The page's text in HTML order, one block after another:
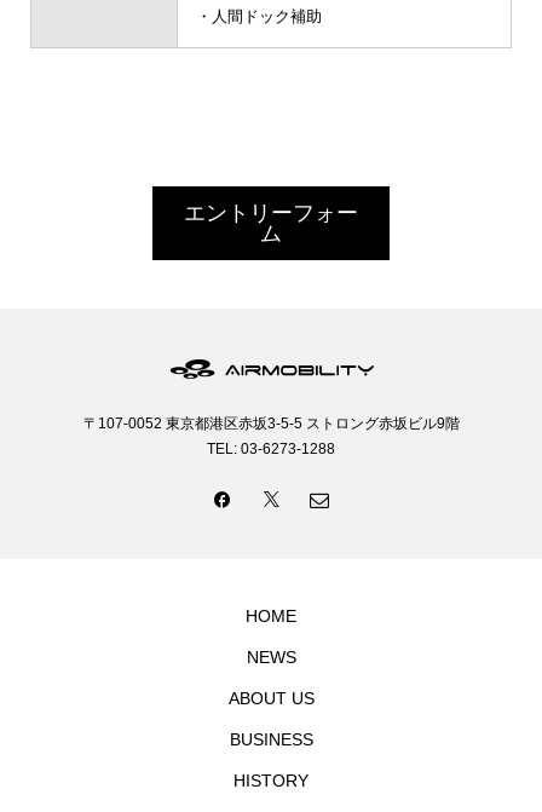
・人間ドック補助
エントリーフォー
ム
〒107-0052 東京都港区赤坂3-5-5 ストロング赤坂ビル9階
TEL: 03-6273-1288
HOME
NEWS
ABOUT US
BUSINESS
HISTORY